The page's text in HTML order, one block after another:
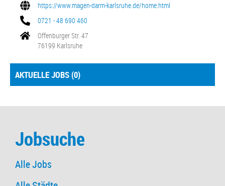
https://www.magen-darm-karlsruhe.de/home.html
0721 - 48 690 460
Offenburger Str. 47
76199 Karlsruhe
AKTUELLE JOBS (0)
Jobsuche
Alle Jobs